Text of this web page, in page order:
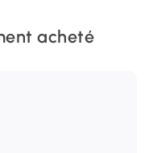
acheté